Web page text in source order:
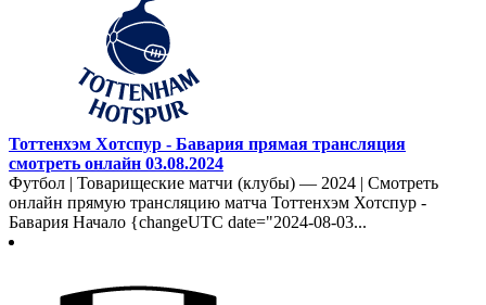
Тоттенхэм Хотспур - Бавария прямая трансляция
смотреть онлайн 03.08.2024
Футбол | Товарищеские матчи (клубы) — 2024 | Смотреть
онлайн прямую трансляцию матча Тоттенхэм Хотспур -
Бавария Начало {changeUTC date="2024-08-03...